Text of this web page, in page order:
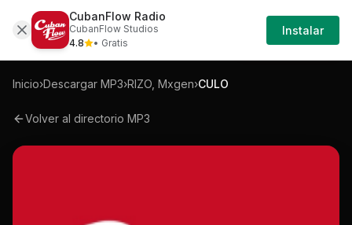
Mp3 Rizo-mxgen-culo-mp3
Iniciar
Sesión
Inicio›Descargar MP3›RIZO, Mxgen›CULO
Volver al directorio MP3
CubanFlow Radio
CubanFlow Studios
4.8
• Gratis
Instalar